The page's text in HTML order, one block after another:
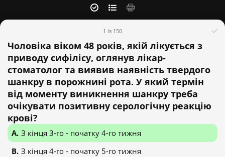
1 із 150
Чоловіка віком 48 років, якій лікується з
приводу сифілісу, оглянув лікар-
стоматолог та виявив наявність твердого
шанкру в порожнині рота. У який термін
від моменту виникнення шанкру треба
очікувати позитивну серологічну реакцію
крові?
З кінця 3-го - початку 4-го тижня
З кінця 4-го - початку 5-го тижня